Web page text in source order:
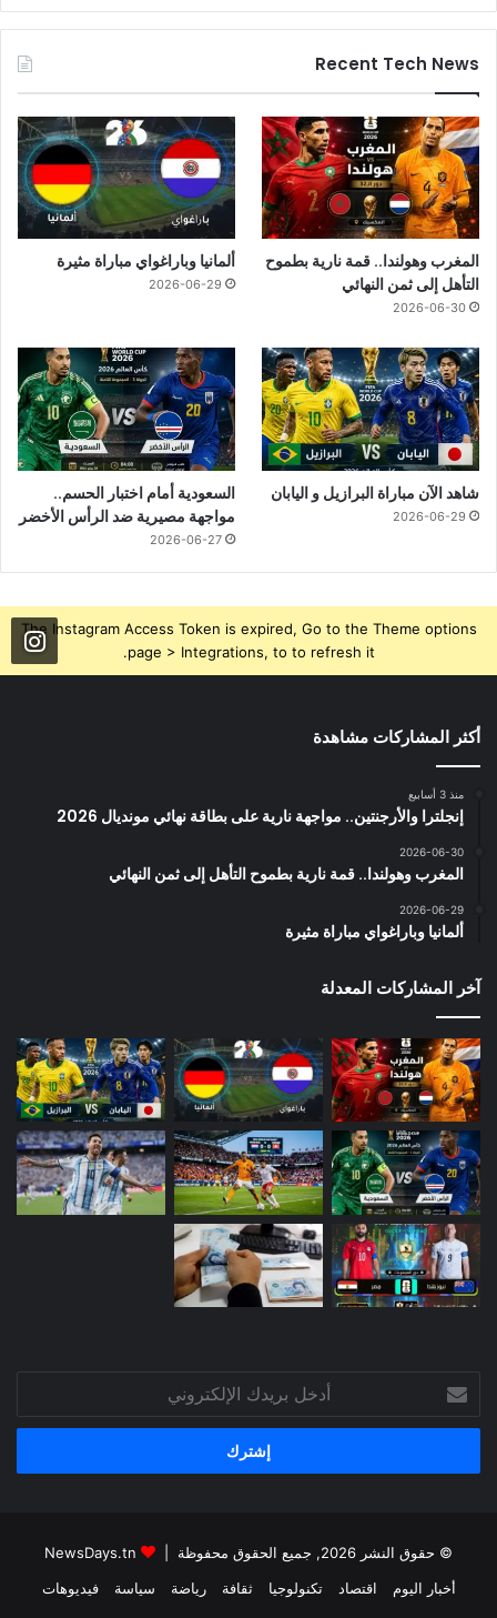
Recent Tech News
المغرب وهولندا.. قمة نارية بطموح
التأهل إلى ثمن النهائي
2026-06-30
ألمانيا وباراغواي مباراة مثيرة
2026-06-29
شاهد الآن مباراة البرازيل و اليابان
2026-06-29
السعودية أمام اختبار الحسم..
مواجهة مصيرية ضد الرأس الأخضر
2026-06-27
The Instagram Access Token is expired, Go to the Theme options
page > Integrations, to to refresh it.
أكثر المشاركات مشاهدة
منذ 3 أسابيع
إنجلترا والأرجنتين.. مواجهة نارية على بطاقة نهائي مونديال 2026
2026-06-30
المغرب وهولندا.. قمة نارية بطموح التأهل إلى ثمن النهائي
2026-06-29
ألمانيا وباراغواي مباراة مثيرة
آخر المشاركات المعدلة
بريدك
الإلكتروني
© حقوق النشر 2026, جميع الحقوق محفوظة |
أخبار اليوم
اقتصاد تكنولوجيا ثقافة رياضة سياسة فيديوهات